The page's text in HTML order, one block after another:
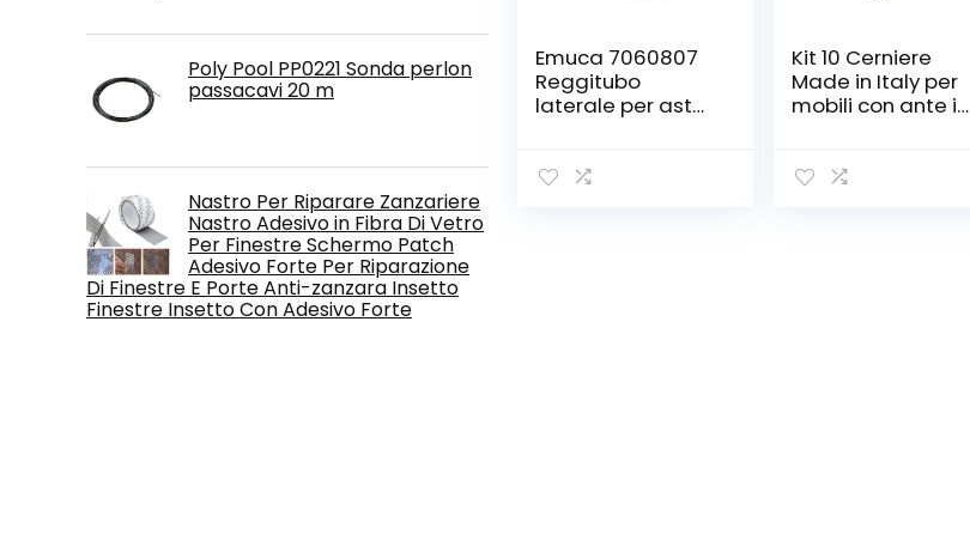
Poly Pool PP0221 Sonda perlon
passacavi 20 m
Nastro Per Riparare Zanzariere
Nastro Adesivo in Fibra Di Vetro
Per Finestre Schermo Patch
Adesivo Forte Per Riparazione
Di Finestre E Porte Anti-zanzara Insetto
Finestre Insetto Con Adesivo Forte
Emuca 7060807
Reggitubo
laterale per asta
Set di 10
Kit 10 Cerniere
Made in Italy per
mobili con ante in